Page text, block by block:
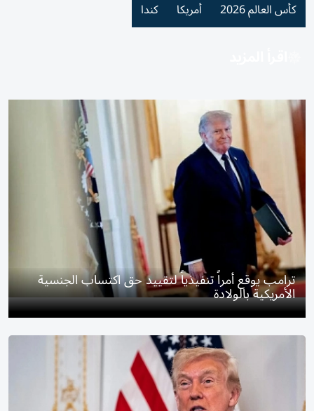
كأس العالم 2026 أمريكا كندا
ترامب يوقع أمراً تنفيذياً لتقييد حق اكتساب الجنسية
الأمريكية بالولادة